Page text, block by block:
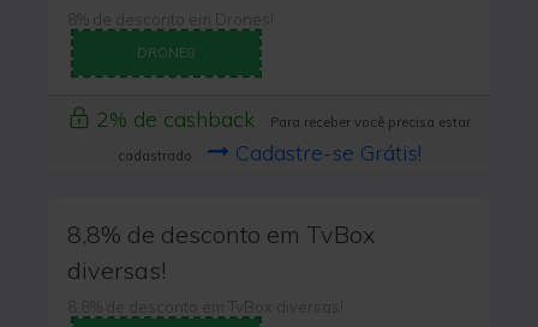
8% de desconto em Drones!
DRONE8
2% de cashback
Para receber você precisa estar
cadastrado
Cadastre-se Grátis!
8,8% de desconto em TvBox
diversas!
8,8% de desconto em TvBox diversas!